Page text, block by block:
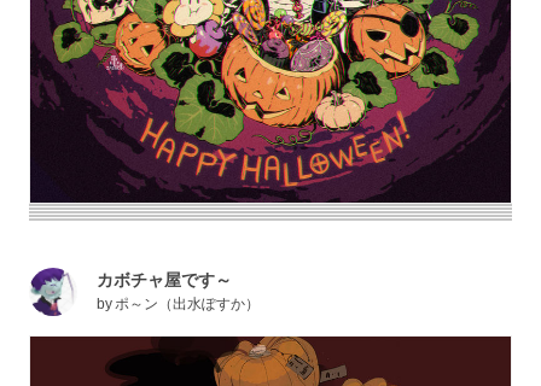
カボチャ屋です～
byポ～ン（出水ぽすか）